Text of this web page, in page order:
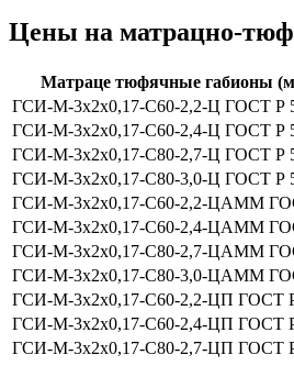
Цены на матрацно-
Матраце тюфячные габионы
ГСИ-М-3х2х0,17-С60-2,2-Ц ГОСТ Р
ГСИ-М-3х2х0,17-С60-2,4-Ц ГОСТ Р
ГСИ-М-3х2х0,17-С80-2,7-Ц ГОСТ Р
ГСИ-М-3х2х0,17-С80-3,0-Ц ГОСТ Р
ГСИ-М-3х2х0,17-С60-2,2-ЦАММ
ГСИ-М-3х2х0,17-С60-2,4-ЦАММ
ГСИ-М-3х2х0,17-С80-2,7-ЦАММ
ГСИ-М-3х2х0,17-С80-3,0-ЦАММ
ГСИ-М-3х2х0,17-С60-2,2-ЦП ГОСТ Р
ГСИ-М-3х2х0,17-С60-2,4-ЦП ГОСТ Р
ГСИ-М-3х2х0,17-С80-2,7-ЦП ГОСТ Р